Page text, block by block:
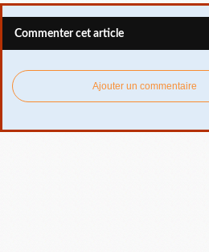
Commenter cet article
Ajouter un commentaire